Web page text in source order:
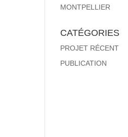
MONTPELLIER
CATÉGORIES
PROJET RÉCENT
PUBLICATION